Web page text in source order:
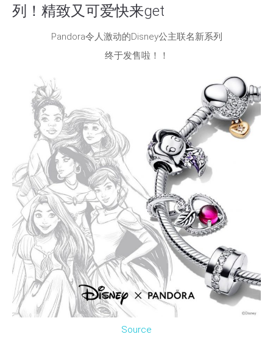
列！精致又可爱快来get
Pandora令人激动的Disney公主联名新系列
终于发售啦！！
Source